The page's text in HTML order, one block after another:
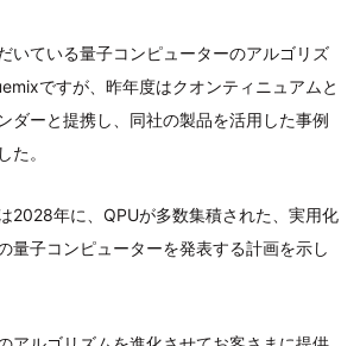
いている量子コンピューターのアルゴリズ
ですが、昨年度はクオンティニュアムと
ダーと提携し、同社の製品を活用した事例
た。
2028年に、QPUが多数集積された、実用化
量子コンピューターを発表する計画を示し